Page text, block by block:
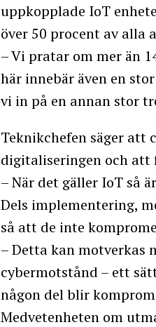
uppkopplade IoT
över 50 procent av alla
– Vi pratar om mer än
här innebär även en
vi in på en annan stor
Teknikchefen säger att
digitaliseringen och att
– När det gäller IoT så
Dels implementering,
så att de inte
– Detta kan motverkas
cybermotstånd – ett
någon del blir
Medvetenheten om